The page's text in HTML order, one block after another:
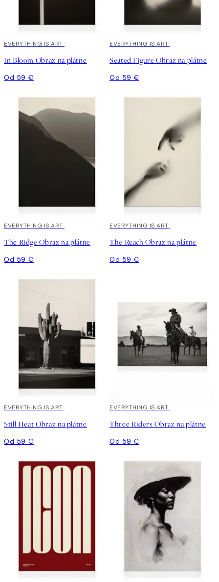
EVERYTHING IS ART
In Bloom Obraz na plátne
Od 59 €
EVERYTHING IS ART
Seated Figure Obraz na plátne
Od 59 €
EVERYTHING IS ART
The Ridge Obraz na plátne
Od 59 €
EVERYTHING IS ART
The Reach Obraz na plátne
Od 59 €
EVERYTHING IS ART
Still Heat Obraz na plátne
Od 59 €
EVERYTHING IS ART
Three Riders Obraz na plátne
Od 59 €